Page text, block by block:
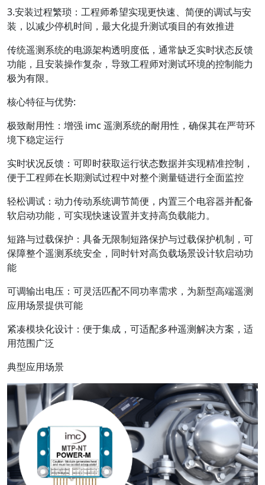
3.安装过程繁琐：工程师希望实现更快速、简便的调试与安
装，以减少停机时间，最大化提升测试项目的有效推进
传统遥测系统的电源架构透明度低，通常缺乏实时状态反馈
功能，且安装操作复杂，导致工程师对测试环境的控制能力
极为有限。
核心特征与优势:
极致耐用性：增强 imc 遥测系统的耐用性，确保其在严苛环
境下稳定运行
实时状况反馈：可即时获取运行状态数据并实现精准控制，
便于工程师在长期测试过程中对整个测量链进行全面监控
轻松调试：动力传动系统调节简便，内置三个电容器并配备
软启动功能，可实现快速设置并支持高负载能力。
短路与过载保护：具备无限制短路保护与过载保护机制，可
保障整个遥测系统安全，同时针对高负载场景设计软启动功
能
可调输出电压：可灵活匹配不同功率需求，为新型高端遥测
应用场景提供可能
紧凑模块化设计：便于集成，可适配多种遥测解决方案，适
用范围广泛
典型应用场景